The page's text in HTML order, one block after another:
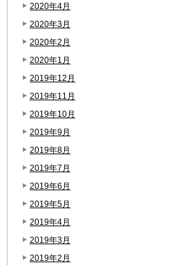
2020年4月
2020年3月
2020年2月
2020年1月
2019年12月
2019年11月
2019年10月
2019年9月
2019年8月
2019年7月
2019年6月
2019年5月
2019年4月
2019年3月
2019年2月